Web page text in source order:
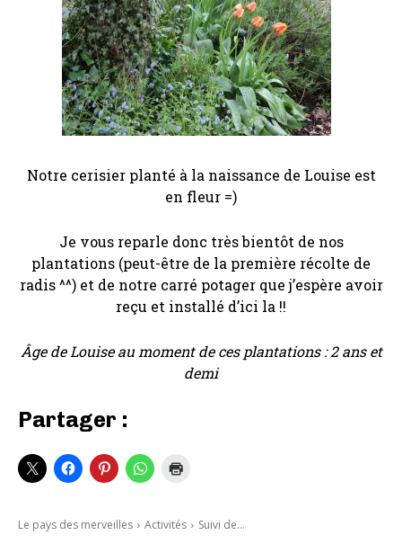
Notre cerisier planté à la naissance de Louise est
en fleur =)
Je vous reparle donc très bientôt de nos
plantations (peut-être de la première récolte de
radis ^^) et de notre carré potager que j’espère avoir
reçu et installé d’ici la !!
Âge de Louise au moment de ces plantations : 2 ans et
demi
Partager :
Le pays des merveilles Activités Suivi de...